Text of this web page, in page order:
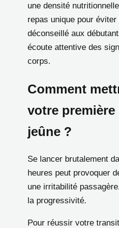
une densité
repas unique pour
déconseillé aux
écoute attentive des
corps.
Comment
votre première
jeûne ?
Se lancer brutalement
heures peut provoquer
une irritabilité
la progressivité.
Pour réussir votre